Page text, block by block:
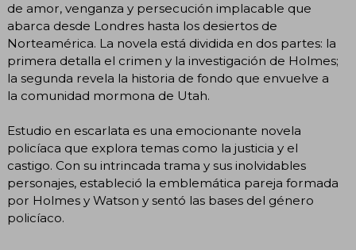
de amor, venganza y persecución implacable que
abarca desde Londres hasta los desiertos de
Norteamérica. La novela está dividida en dos partes: la
primera detalla el crimen y la investigación de Holmes;
la segunda revela la historia de fondo que envuelve a
la comunidad mormona de Utah.
Estudio en escarlata es una emocionante novela
policíaca que explora temas como la justicia y el
castigo. Con su intrincada trama y sus inolvidables
personajes, estableció la emblemática pareja formada
por Holmes y Watson y sentó las bases del género
policíaco.